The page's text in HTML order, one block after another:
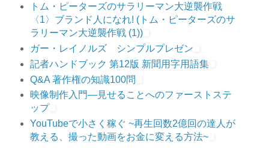
トム・ピーターズのサラリーマン大逆襲作戦
〈1〉ブランド人になれ! (トム・ピーターズのサ
ラリーマン大逆襲作戦 (1))
ガー・レイノルズ シンプルプレゼン
記者ハンドブック 第12版 新聞用字用語集
Q&A 著作権の知識100問
映像制作入門―見せることへのファーストステ
ップ
YouTubeで小さく稼ぐ ~再生回数2億回の達人が
教える、撮った動画をお金に変える方法~